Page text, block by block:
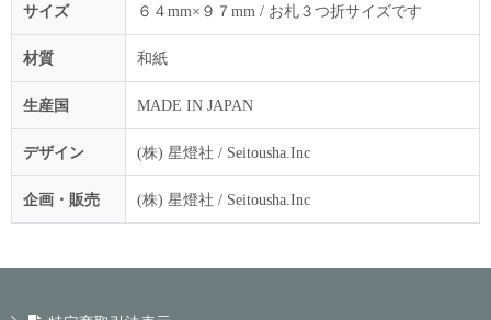
サイズ ６４mm×９７mm / お札３つ折サイズです
材質 和紙
生産国 MADE IN JAPAN
デザイン (株) 星燈社 / Seitousha.Inc
企画・販売 (株) 星燈社 / Seitousha.Inc